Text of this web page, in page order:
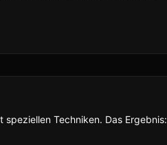
Techniken. Das Ergebnis: